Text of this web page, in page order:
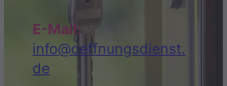
E-Mail:
info@oeffnungsdienst.
de